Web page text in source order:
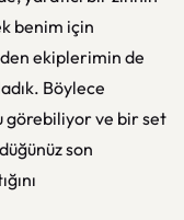
benim için
ekiplerimin de
Böylece
görebiliyor ve bir set
son